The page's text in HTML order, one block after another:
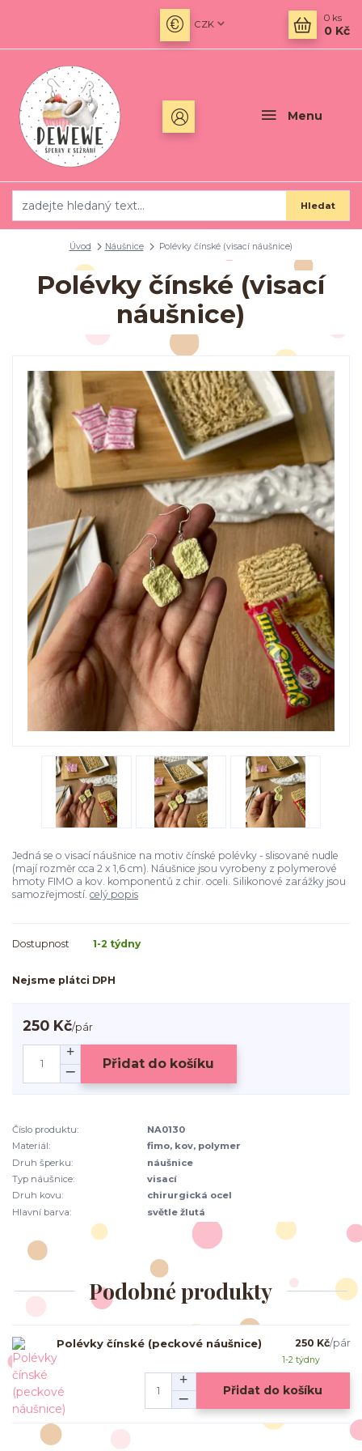
Menu
CZK
Hledat
0 ks
0 Kč
Úvod Náušnice Polévky čínské (visací náušnice)
Polévky čínské (visací
náušnice)
Jedná se o visací náušnice na motiv čínské polévky - slisované nudle
(mají rozměr cca 2 x 1,6 cm). Náušnice jsou vyrobeny z polymerové
hmoty FIMO a kov. komponentů z chir. oceli. Silikonové zarážky jsou
samozřejmostí. celý popis
Dostupnost 1-2 týdny
Nejsme plátci DPH
250 Kč/pár
Přidat do košíku
Číslo produktu:
NA0130
Materiál:
fimo, kov, polymer
Druh šperku:
náušnice
Typ náušnice:
visací
Druh kovu:
chirurgická ocel
Hlavní barva:
světle žlutá
Podobné produkty
Polévky čínské (peckové náušnice) 250 Kč/pár
1-2 týdny
Přidat do košíku